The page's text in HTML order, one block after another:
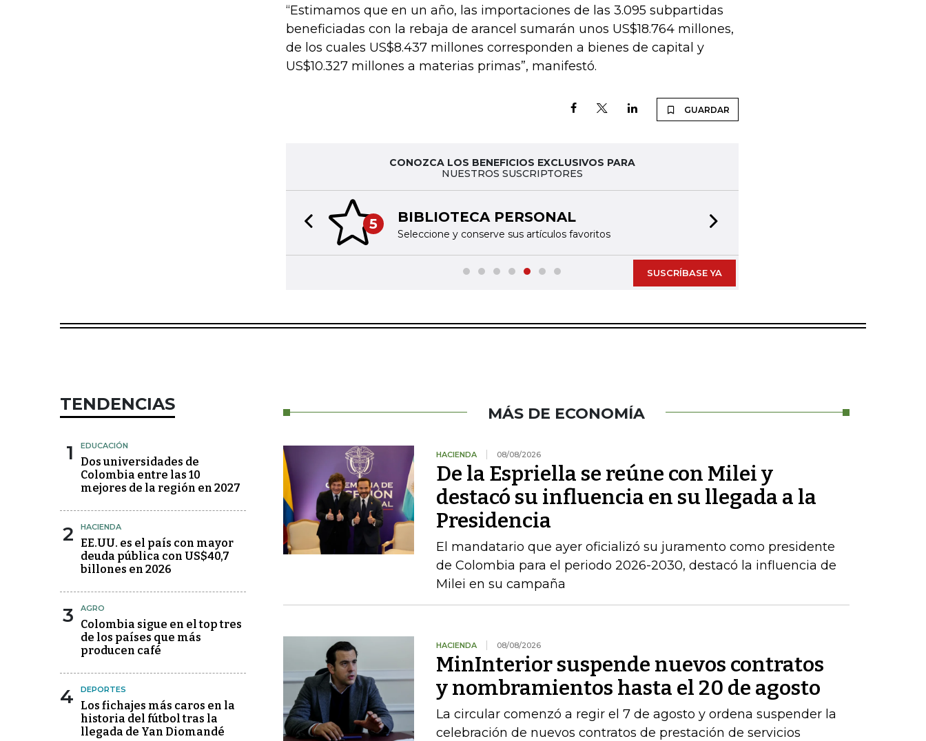
“Estimamos que en un año, las importaciones de las 3.095 subpartidas
beneficiadas con la rebaja de arancel sumarán unos US$18.764 millones,
de los cuales US$8.437 millones corresponden a bienes de capital y
US$10.327 millones a materias primas”, manifestó.
GUARDAR
CONOZCA LOS BENEFICIOS EXCLUSIVOS PARA
NUESTROS SUSCRIPTORES
5 BIBLIOTECA PERSONAL
Seleccione y conserve sus artículos favoritos
Previous slide
SUSCRÍBASE YA
TENDENCIAS
1 EDUCACIÓN
Dos universidades de
Colombia entre las 10
mejores de la región en 2027
2 HACIENDA
EE.UU. es el país con mayor
deuda pública con US$40,7
billones en 2026
3 AGRO
Colombia sigue en el top tres
de los países que más
producen café
4 DEPORTES
Los fichajes más caros en la
historia del fútbol tras la
llegada de Yan Diomandé
MÁS DE ECONOMÍA
HACIENDA 08/08/2026
De la Espriella se reúne con Milei y
destacó su influencia en su llegada a la
Presidencia
El mandatario que ayer oficializó su juramento como presidente
de Colombia para el periodo 2026-2030, destacó la influencia de
Milei en su campaña
HACIENDA 08/08/2026
MinInterior suspende nuevos contratos
y nombramientos hasta el 20 de agosto
La circular comenzó a regir el 7 de agosto y ordena suspender la
celebración de nuevos contratos de prestación de servicios